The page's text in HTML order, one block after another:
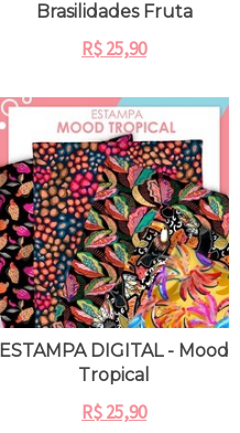
Brasilidades Fruta
R$25,90
ESTAMPA DIGITAL - Mood
Tropical
R$25,90